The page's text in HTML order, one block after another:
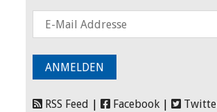
RSS Feed Facebook